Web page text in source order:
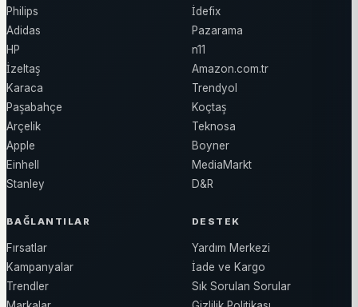
Philips
Adidas
HP
İzeltaş
Karaca
Paşabahçe
Arçelik
Apple
Einhell
Stanley
İdefix
Pazarama
n11
Amazon.com.tr
Trendyol
Koçtaş
Teknosa
Boyner
MediaMarkt
D&R
BAĞLANTILAR
Fırsatlar
Kampanyalar
Trendler
DESTEK
Yardım Merkezi
İade ve Kargo
Sık Sorulan Sorular